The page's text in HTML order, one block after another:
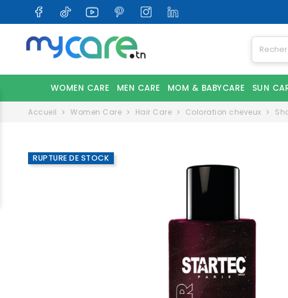
WOMEN CARE MEN CARE MOM & BABYCARE SUN
Accueil Women Care Hair Care Coloration cheveux
RUPTURE DE STOCK